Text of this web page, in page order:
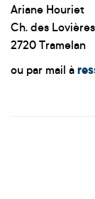
Ariane Houriet
Ch. des
2720 Tramelan
ou par mail à